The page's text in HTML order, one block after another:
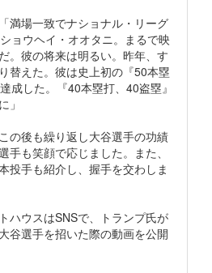
満場一致でナショナル・リーグ
ョウヘイ・オオタニ。まるで映
。彼の将来は明るい。昨年、す
替えた。彼は史上初の『50本塁
成した。『40本塁打、40盗塁』
」
の後も繰り返し大谷選手の功績
手も笑顔で応じました。また、
投手も紹介し、握手を交わしま
ハウスはSNSで、トランプ氏が
谷選手を招いた際の動画を公開